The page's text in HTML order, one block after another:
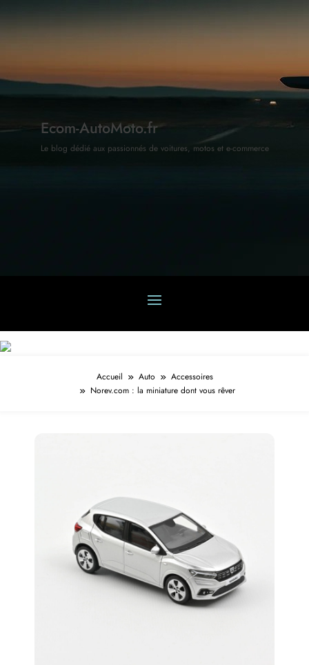
Ecom-AutoMoto.fr
Le blog dédié aux passionnés de voitures, motos et e-commerce
Accueil Auto
Accessoires
Norev.com : la miniature dont vous rêver